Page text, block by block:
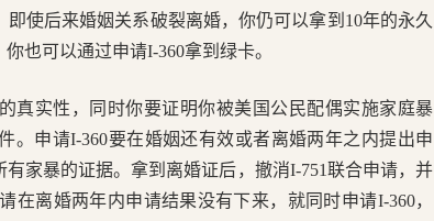
使后来婚姻关系破裂离婚，你仍可以拿到10年的永久
也可以通过申请I-360拿到绿卡。
真实性，同时你要证明你被美国公民配偶实施家庭暴
。申请I-360要在婚姻还有效或者离婚两年之内提出申
家暴的证据。拿到离婚证后，撤消I-751联合申请，并
在离婚两年内申请结果没有下来，就同时申请I-360，